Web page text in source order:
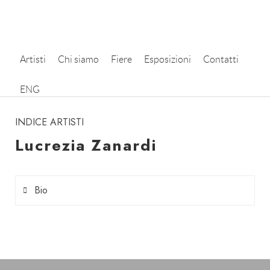
Artisti Chi siamo Fiere Esposizioni Contatti
ENG
INDICE ARTISTI
Lucrezia Zanardi
Bio